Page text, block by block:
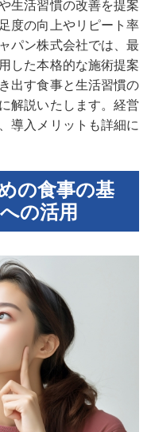
生活習慣の改善を提案
度の向上やリピート率
パン株式会社では、最
した本格的な施術提案
出す食事と生活習慣の
解説いたします。経営
導入メリットも詳細に
の食事の基
の活用